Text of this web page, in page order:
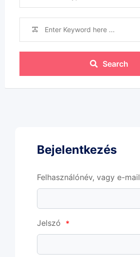
Search
Bejelentkezés
Felhasználónév, vagy e-mail
Jelszó *